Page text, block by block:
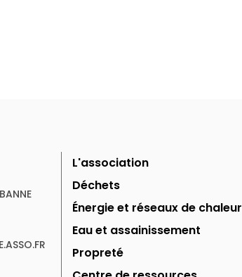
L'association
Déchets
Énergie et réseaux de chaleur
Eau et assainissement
Propreté